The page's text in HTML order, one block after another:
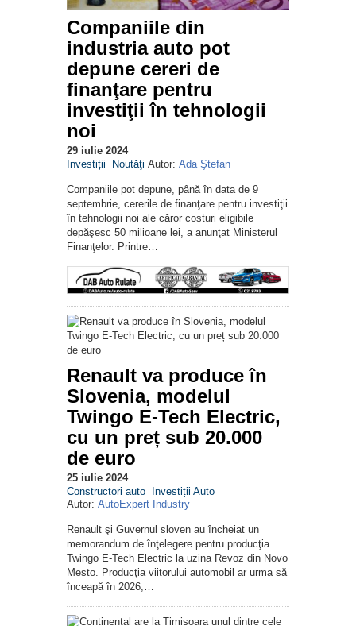
Companiile din
industria auto pot
depune cereri de
finanţare pentru
investiţii în tehnologii
noi
29 iulie 2024
Investiții
Noutăţi Autor: Ada Ştefan
Companiile pot depune, până în data de 9
septembrie, cererile de finanţare pentru investiţii
în tehnologii noi ale căror costuri eligibile
depăşesc 50 milioane lei, a anunţat Ministerul
Finanţelor. Printre…
Renault va produce în
Slovenia, modelul
Twingo E-Tech Electric,
cu un preț sub 20.000
de euro
25 iulie 2024
Constructori auto
Investiții Auto
Autor: AutoExpert Industry
Renault şi Guvernul sloven au încheiat un
memorandum de înţelegere pentru producţia
Twingo E-Tech Electric la uzina Revoz din Novo
Mesto. Producţia viitorului automobil ar urma să
înceapă în 2026,…